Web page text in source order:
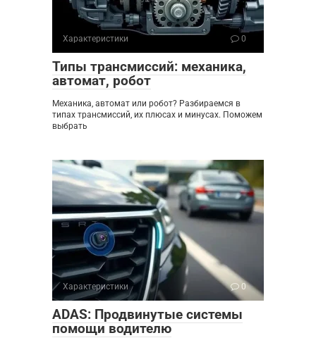
Характеристики 0
Типы трансмиссий: механика,
автомат, робот
Механика, автомат или робот? Разбираемся в
типах трансмиссий, их плюсах и минусах. Поможем
выбрать
Характеристики 0
ADAS: Продвинутые системы
помощи водителю